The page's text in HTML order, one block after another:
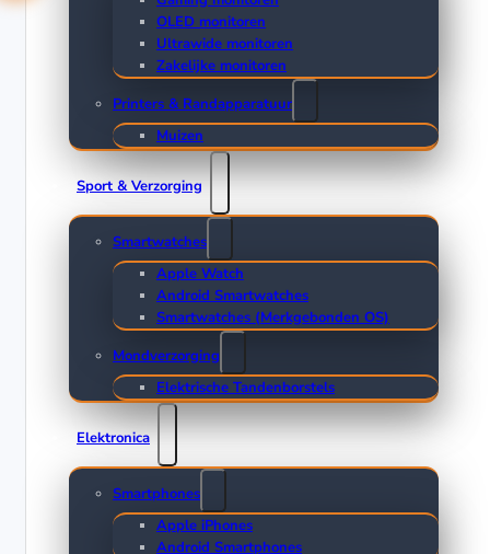
OLED monitoren
Ultrawide monitoren
Zakelijke monitoren
Printers & Randapparatuur
Muizen
Sport & Verzorging
Smartwatches
Apple Watch
Android Smartwatches
Smartwatches (Merkgebonden OS)
Mondverzorging
Elektrische Tandenborstels
Elektronica
Smartphones
Apple iPhones
Android Smartphones